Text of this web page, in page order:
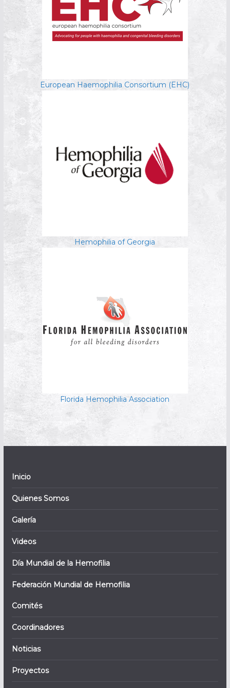
European Haemophilia Consortium (EHC)
Hemophilia of Georgia
Florida Hemophilia Association
Inicio
Quienes Somos
Galería
Videos
Día Mundial de la Hemofilia
Federación Mundial de Hemofilia
Comités
Coordinadores
Noticias
Proyectos